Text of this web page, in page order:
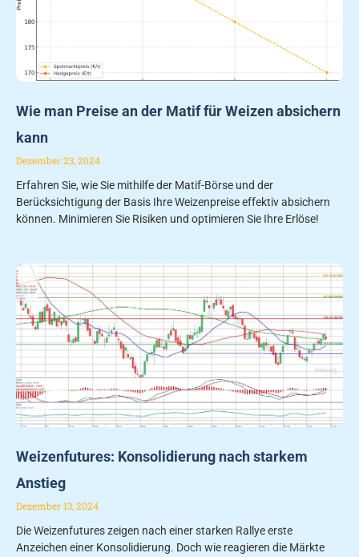
Wie man Preise an der Matif für Weizen absichern
kann
Dezember 23, 2024
Erfahren Sie, wie Sie mithilfe der Matif-Börse und der
Berücksichtigung der Basis Ihre Weizenpreise effektiv absichern
können. Minimieren Sie Risiken und optimieren Sie Ihre Erlöse!
Weizenfutures: Konsolidierung nach starkem
Anstieg
Dezember 13, 2024
Die Weizenfutures zeigen nach einer starken Rallye erste
Anzeichen einer Konsolidierung. Doch wie reagieren die Märkte